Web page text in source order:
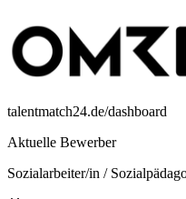
talentmatch24.de/dashboard
Aktuelle Bewerber
Sozialarbeiter/in /